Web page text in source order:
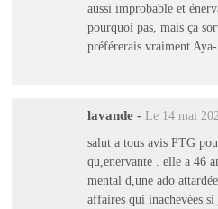
aussi improbable et
pourquoi pas, mais ça
préférerais vraiment Aya-
lavande - Le 14 mai
salut a tous avis PTG
qu,enervante . elle a 46
mental d,une ado
affaires qui inachevées